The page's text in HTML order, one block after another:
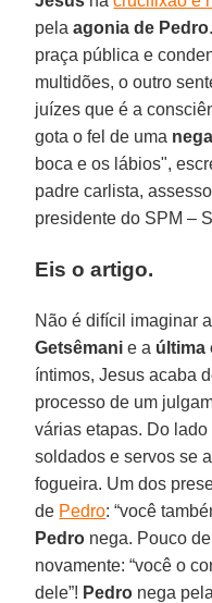
pelaagonia de Pedro
praça pública e
multidões, o outro
juízes que é a
gota o fel de uma
boca e os lábios",
padre carlista,
presidente do SPM –
Eis o artigo.
Não é difícil imaginar
Getsêmani e a última
íntimos, Jesus acaba
processo de um
várias etapas. Do
soldados e servos se
fogueira. Um dos
de Pedro: “você
Pedro nega. Pouco
novamente: “você o
dele”! Pedro nega